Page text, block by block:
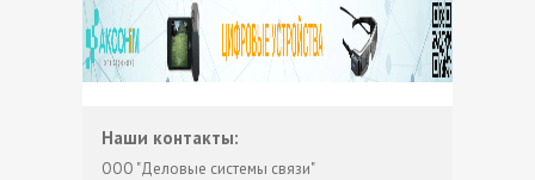
Наши контакты:
ООО "Деловые системы связи"